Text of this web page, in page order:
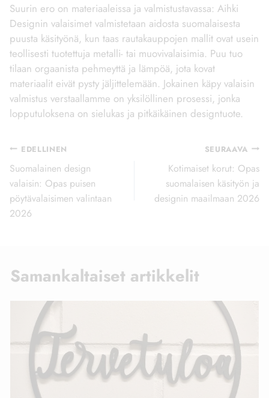
Suurin ero on materiaaleissa ja valmistustavassa: Aihki
Designin valaisimet valmistetaan aidosta suomalaisesta
puusta käsityönä, kun taas rautakauppojen mallit ovat usein
teollisesti tuotettuja metalli- tai muovivalaisimia. Puu tuo
tilaan orgaanista pehmeyttä ja lämpöä, jota kovat
materiaalit eivät pysty jäljittelemään. Jokainen käpy valaisin
valmistus verstaallamme on yksilöllinen prosessi, jonka
lopputuloksena on sielukas ja pitkäikäinen designtuote.
Artikkelien
selaus
EDELLINEN
Suomalainen design
valaisin: Opas puisen
pöytävalaisimen valintaan
2026
SEURAAVA
Kotimaiset korut: Opas
suomalaisen käsityön ja
designin maailmaan 2026
Samankaltaiset artikkelit